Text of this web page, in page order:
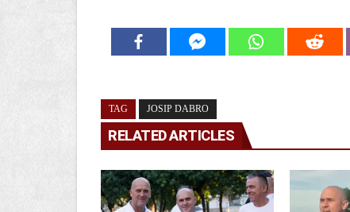
TAG JOSIP DABRO
RELATED ARTICLES